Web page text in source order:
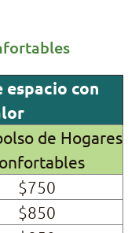
con
de Hogares
$750
$850